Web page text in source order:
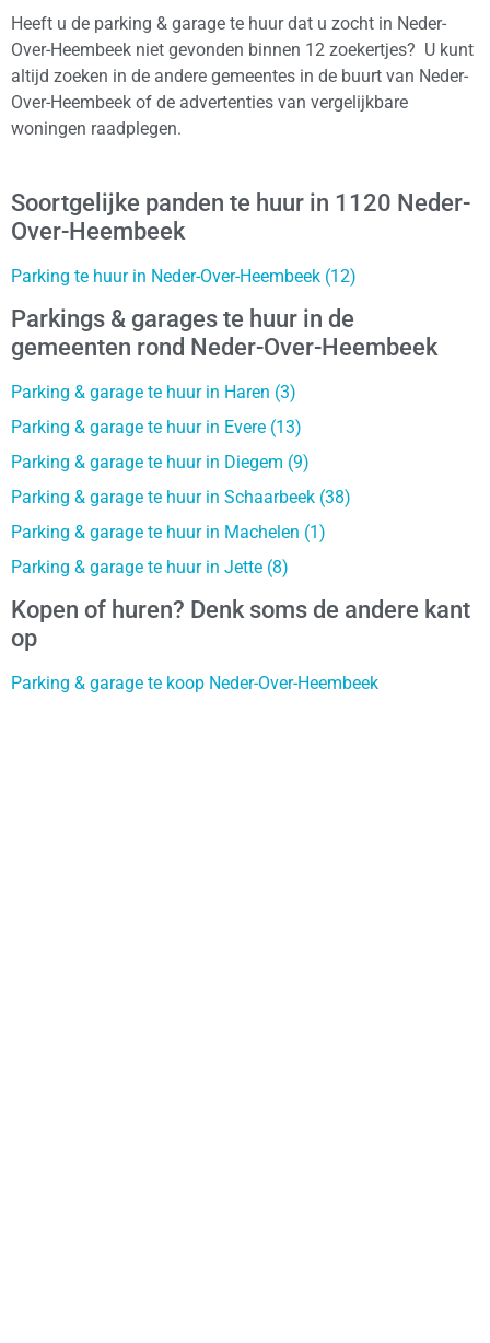
Heeft u de parking & garage te huur dat u zocht in Neder-
Over-Heembeek niet gevonden binnen 12 zoekertjes? U kunt
altijd zoeken in de andere gemeentes in de buurt van Neder-
Over-Heembeek of de advertenties van vergelijkbare
woningen raadplegen.
Soortgelijke panden te huur in 1120 Neder-
Over-Heembeek
Parking te huur in Neder-Over-Heembeek (12)
Parkings & garages te huur in de
gemeenten rond Neder-Over-Heembeek
Parking & garage te huur in Haren (3)
Parking & garage te huur in Evere (13)
Parking & garage te huur in Diegem (9)
Parking & garage te huur in Schaarbeek (38)
Parking & garage te huur in Machelen (1)
Parking & garage te huur in Jette (8)
Kopen of huren? Denk soms de andere kant
op
Parking & garage te koop Neder-Over-Heembeek